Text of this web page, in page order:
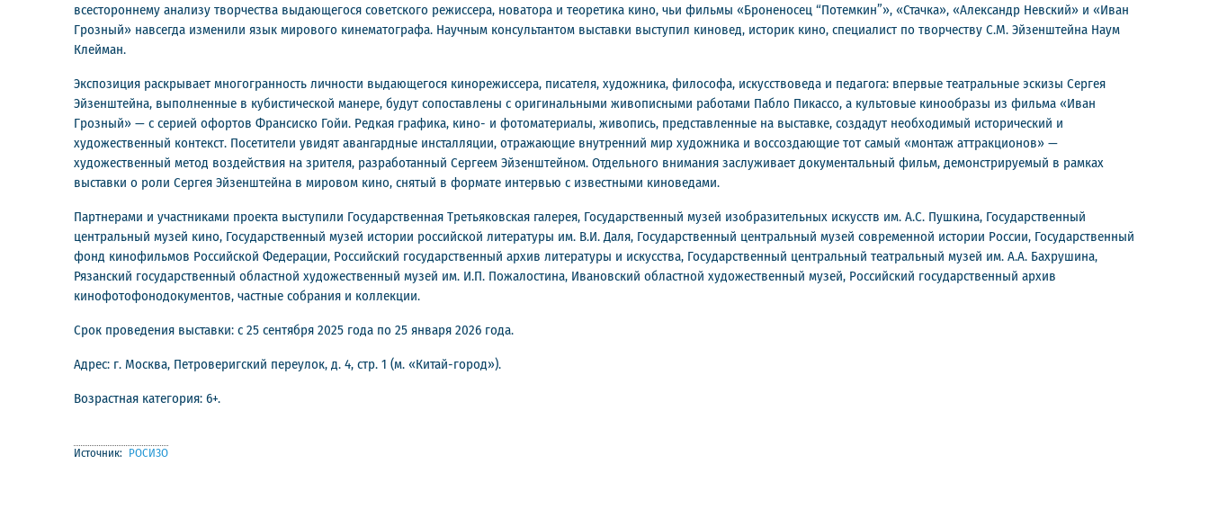
всестороннему анализу творчества выдающегося советского режиссера, новатора и теоретика кино, чьи фильмы «Броненосец “Потемкин”», «Стачка», «Александр Невский» и «Иван
Грозный» навсегда изменили язык мирового кинематографа. Научным консультантом выставки выступил киновед, историк кино, специалист по творчеству С.М. Эйзенштейна Наум
Клейман.
Экспозиция раскрывает многогранность личности выдающегося кинорежиссера, писателя, художника, философа, искусствоведа и педагога: впервые театральные эскизы Сергея
Эйзенштейна, выполненные в кубистической манере, будут сопоставлены с оригинальными живописными работами Пабло Пикассо, а культовые кинообразы из фильма «Иван
Грозный» — с серией офортов Франсиско Гойи. Редкая графика, кино- и фотоматериалы, живопись, представленные на выставке, создадут необходимый исторический и
художественный контекст. Посетители увидят авангардные инсталляции, отражающие внутренний мир художника и воссоздающие тот самый «монтаж аттракционов» —
художественный метод воздействия на зрителя, разработанный Сергеем Эйзенштейном. Отдельного внимания заслуживает документальный фильм, демонстрируемый в рамках
выставки о роли Сергея Эйзенштейна в мировом кино, снятый в формате интервью с известными киноведами.
Партнерами и участниками проекта выступили Государственная Третьяковская галерея, Государственный музей изобразительных искусств им. А.С. Пушкина, Государственный
центральный музей кино, Государственный музей истории российской литературы им. В.И. Даля, Государственный центральный музей современной истории России, Государственный
фонд кинофильмов Российской Федерации, Российский государственный архив литературы и искусства, Государственный центральный театральный музей им. А.А. Бахрушина,
Рязанский государственный областной художественный музей им. И.П. Пожалостина, Ивановский областной художественный музей, Российский государственный архив
кинофотофонодокументов, частные собрания и коллекции.
Срок проведения выставки: с 25 сентября 2025 года по 25 января 2026 года.
Адрес: г. Москва, Петроверигский переулок, д. 4, стр. 1 (м. «Китай-город»).
Возрастная категория: 6+.
Источник: РОСИЗО